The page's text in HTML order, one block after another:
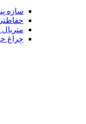
سازه
چراغ